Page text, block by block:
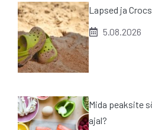
Lapsed ja
5.08.2026
Mida peaksite
ajal?